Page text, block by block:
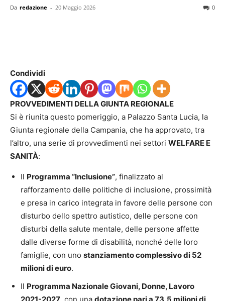
Da redazione - 20 Maggio 2026 0
Condividi
PROVVEDIMENTI DELLA GIUNTA REGIONALE
Si è riunita questo pomeriggio, a Palazzo Santa Lucia, la
Giunta regionale della Campania, che ha approvato, tra
l’altro, una serie di provvedimenti nei settori WELFARE E
SANITÀ:
Il Programma “Inclusione”, finalizzato al
rafforzamento delle politiche di inclusione, prossimità
e presa in carico integrata in favore delle persone con
disturbo dello spettro autistico, delle persone con
disturbi della salute mentale, delle persone affette
dalle diverse forme di disabilità, nonché delle loro
famiglie, con uno stanziamento complessivo di 52
milioni di euro.
Il Programma Nazionale Giovani, Donne, Lavoro